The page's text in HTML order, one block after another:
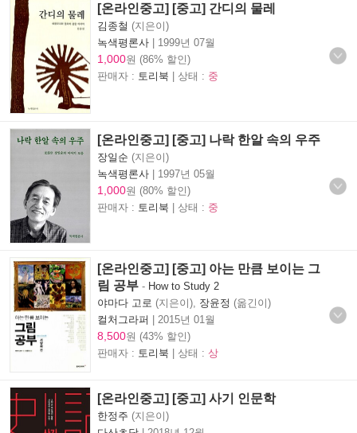
[온라인중고] [중고] 간디의 물레
김종철 (지은이)
녹색평론사 | 1999년 07월
1,000원 (86% 할인)
판매자 : 토리북 | 상태 : 중
[온라인중고] [중고] 나락 한알 속의 우주
장일순 (지은이)
녹색평론사 | 1997년 05월
1,000원 (80% 할인)
판매자 : 토리북 | 상태 : 중
[온라인중고] [중고] 아는 만큼 보이는 그
림 공부 - How to Study 2
야마다 고로 (지은이), 장윤정 (옮긴이)
컬처그라퍼 | 2015년 01월
8,500원 (43% 할인)
판매자 : 토리북 | 상태 : 상
[온라인중고] [중고] 사기 인문학
한정주 (지은이)